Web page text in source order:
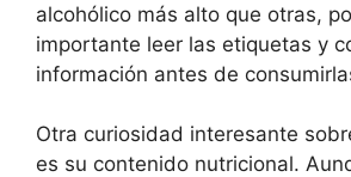
alcohólico más alto que otras,
importante leer las etiquetas y
información antes de
Otra curiosidad interesante
es su contenido nutricional.